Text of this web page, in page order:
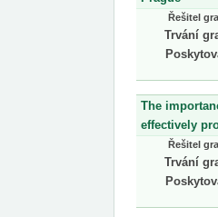
Řešitel
Trvání
The
effectively
Řešitel
Trvání